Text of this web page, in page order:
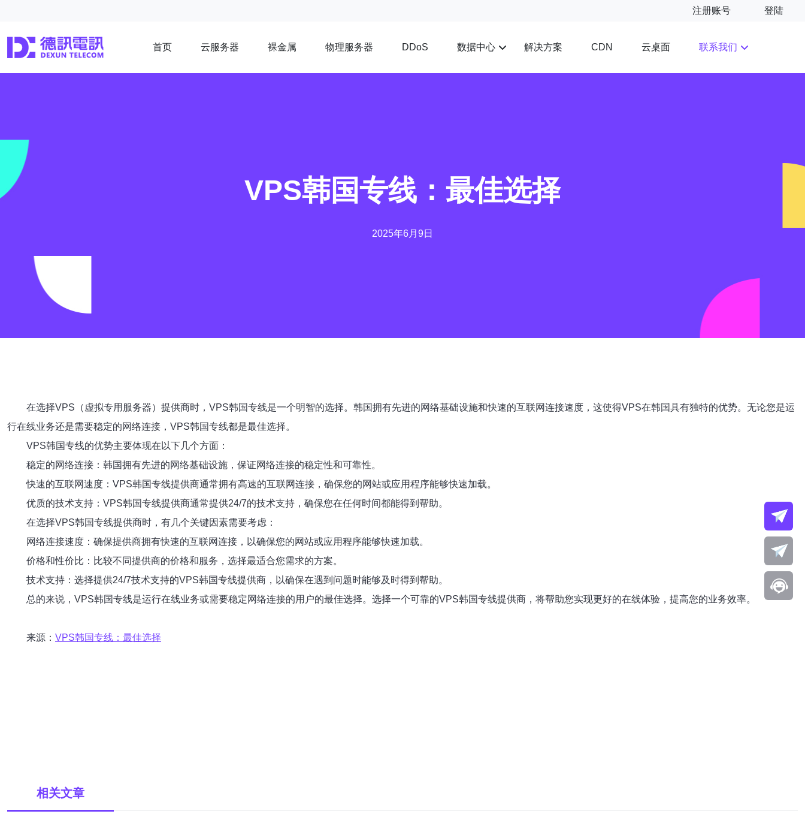
注册账号 登陆
首页 云服务器 裸金属 物理服务器 DDoS 数据中心 解决方案 CDN 云桌面 联系我们
VPS韩国专线：最佳选择
2025年6月9日
在选择VPS（虚拟专用服务器）提供商时，VPS韩国专线是一个明智的选择。韩国拥有先进的网络基础设施和快速的互联网连接速度，这使得VPS在韩国具有独特的优势。无论您是运
行在线业务还是需要稳定的网络连接，VPS韩国专线都是最佳选择。
VPS韩国专线的优势主要体现在以下几个方面：
稳定的网络连接：韩国拥有先进的网络基础设施，保证网络连接的稳定性和可靠性。
快速的互联网速度：VPS韩国专线提供商通常拥有高速的互联网连接，确保您的网站或应用程序能够快速加载。
优质的技术支持：VPS韩国专线提供商通常提供24/7的技术支持，确保您在任何时间都能得到帮助。
在选择VPS韩国专线提供商时，有几个关键因素需要考虑：
网络连接速度：确保提供商拥有快速的互联网连接，以确保您的网站或应用程序能够快速加载。
价格和性价比：比较不同提供商的价格和服务，选择最适合您需求的方案。
技术支持：选择提供24/7技术支持的VPS韩国专线提供商，以确保在遇到问题时能够及时得到帮助。
总的来说，VPS韩国专线是运行在线业务或需要稳定网络连接的用户的最佳选择。选择一个可靠的VPS韩国专线提供商，将帮助您实现更好的在线体验，提高您的业务效率。
来源： VPS韩国专线：最佳选择
相关文章